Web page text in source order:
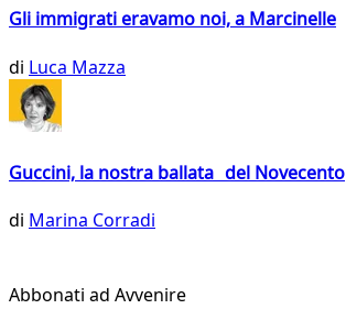
Gli immigrati eravamo noi, a Marcinelle
di Luca Mazza
Guccini, la nostra ballata del Novecento
di Marina Corradi
Abbonati ad Avvenire